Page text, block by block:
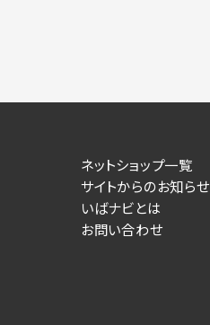
ネットショップ一覧
サイトからのお知らせ
いばナビとは
お問い合わせ